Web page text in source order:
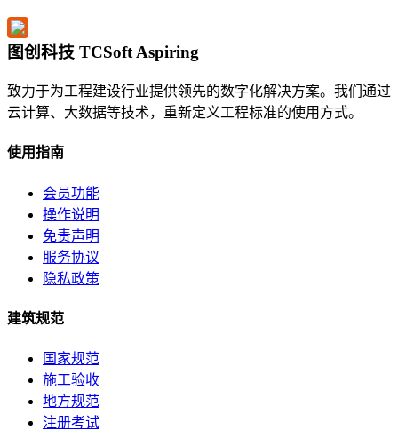
图创科技 TCSoft Aspiring
致力于为工程建设行业提供领先的数字化解决方案。我们通过
云计算、大数据等技术，重新定义工程标准的使用方式。
使用指南
会员功能
操作说明
免责声明
服务协议
隐私政策
建筑规范
国家规范
施工验收
地方规范
注册考试